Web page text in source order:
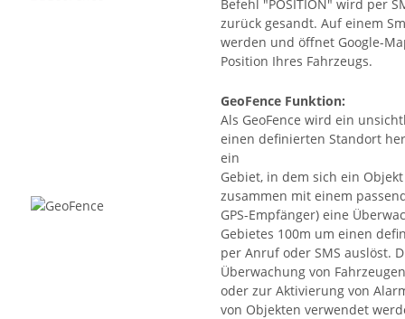
Befehl "POSITION" wird per
zurück gesandt. Auf einem
werden und öffnet Google-
Position Ihres Fahrzeugs.
GeoFence Funktion:
Als GeoFence wird ein
einen definierten Standort
ein
Gebiet, in dem sich ein
zusammen mit einem
GPS-Empfänger) eine
Gebietes 100m um einen
per Anruf oder SMS auslöst.
Überwachung von
oder zur Aktivierung von
von Objekten verwendet